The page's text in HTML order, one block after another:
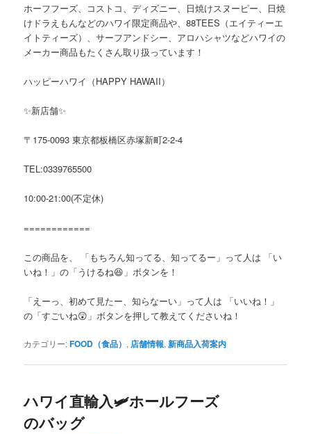
ホーフフーズ、コストコ、ディズニー、日焼けスヌーピー、日焼
けドラえもんなどのハワイ限定商品や、88TEES （エイティーエ
イトティーズ）、サーフアンドシー、アロハシャツなどハワイの
メーカー商品もたくさん取り扱っています！
ハッピーハワイ（HAPPY HAWAII）
✨新店舗✨
〒 175-0093東京都板橋区赤塚新町2-2-4
TEL:0339765500
10:00-21:00(不定休)
============
この商品を、 「もちろん知ってる、知ってるー」って人は
「い
いね！」の「うけるね😆 」ボタンを！
「えーっ、初めて見たー、知らなーい」って人は
「いいね！」
の「すごいね😲 」ボタンを押して教えてくださいね！
カテゴリー:FOOD（食品） , 店舗情報,新商品入荷案内
ハワイ直輸入🛩ホールフーズ
のバッグ